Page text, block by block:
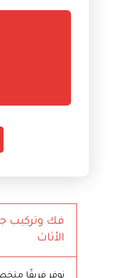
فك وتركيب
الأثاث